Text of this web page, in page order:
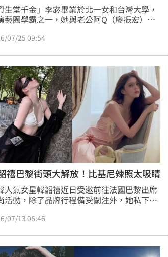
生堂千金」李宓畢業於北一女和台灣大學，
藝圈學霸之一，她與老公阿Q（廖振宏）自
5個孩子的母親，其中還包含兩對雙胞胎。
媽的身材保養都是靠「每天運動」，讓不少
直喊正翻、太強了。
07/25 09:54
禧巴黎街頭大解放！比基尼辣照太吸睛
人氣女星韓韶禧近日受邀前往法國巴黎出席
活動，除了品牌行程備受關注外，她私下穿
Instagram分享多張巴黎街頭美照，其中有
粉絲朝聖，紛紛按讚喊她將時尚與自然氛圍
結合，宛如時尚雜誌封面。
07/13 06:46